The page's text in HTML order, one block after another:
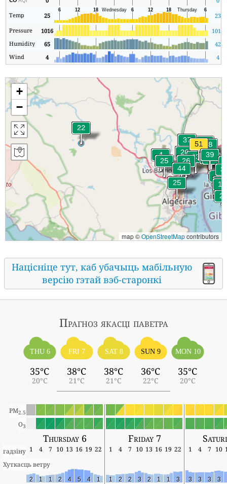
Temp
25
23
Pressure
1016 1016
Humidity
65
42
Wind
4 4
+
−
map ©OpenStreetMapcontributors
Націсніце тут, каб убачыць мабільную
версію гэтай вэб-старонкі
Прагноз якасці паветра
THU 6
35°C
20°C
FRI 7
38°C
21°C
SAT 8
38°C
21°C
SUN 9
36°C
22°C
MON 10
35°C
20°C
PM2.5
O3
Thursday 6 Friday 7
гадзіну 1 4 7 10 13 16 19 22 1 4 7 10 13 16 19 22 1 4 7 10
Хуткасць ветру
2 1 1 2 4 5 4 1 1 2 2 3 2 1 1 3 3 3 3 3